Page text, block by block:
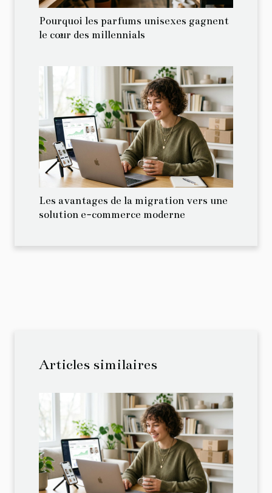
Pourquoi les parfums unisexes gagnent
le cœur des millennials
Les avantages de la migration vers une
solution e-commerce moderne
Articles similaires